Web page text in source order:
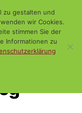
zu gestalten und
wir Cookies.
stimmen Sie der
Informationen zu